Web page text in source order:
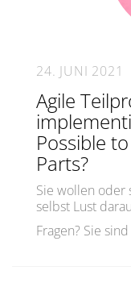
24. JUNI 2021
Agile
Possible
Parts?
Sie wollen oder
selbst Lust
Fragen? Sie